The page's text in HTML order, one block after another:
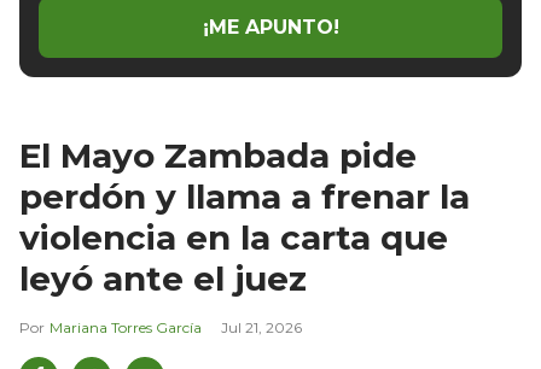
¡ME APUNTO!
El Mayo Zambada pide
perdón y llama a frenar la
violencia en la carta que
leyó ante el juez
Mariana Torres García Jul 21, 2026